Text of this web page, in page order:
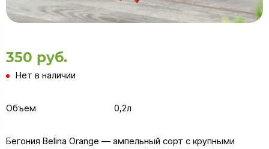
350 руб.
Нет в наличии
Объем 0,2л
Бегония Belina Orange — ампельный сорт с крупными